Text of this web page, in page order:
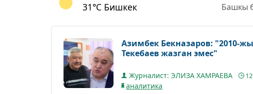
31°C Бишкек Башкы
Азимбек Бекназаров: "2010-
Текебаев жазган эмес"
Журналист: ЭЛИЗА ХАМРАЕВА
аналитика